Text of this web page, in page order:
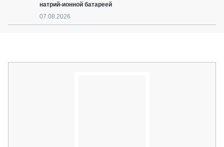
натрий-ионной батареей
07.08.2026